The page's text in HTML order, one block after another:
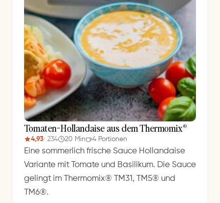
Tomaten-Hollandaise aus dem Thermomix®
4,93· 234 20 Min 4 Portionen
Eine sommerlich frische Sauce Hollandaise
Variante mit Tomate und Basilikum. Die Sauce
gelingt im Thermomix® TM31, TM5® und
TM6®.